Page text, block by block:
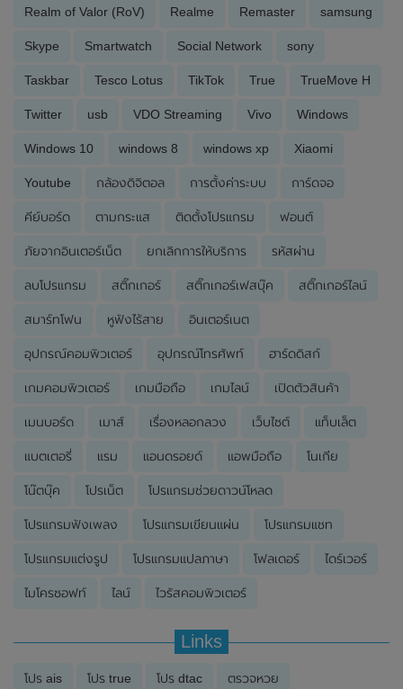
Realm of Valor (RoV) Realme Remaster samsung
Skype Smartwatch Social Network sony
Taskbar Tesco Lotus TikTok True TrueMove H
Twitter usb VDO Streaming Vivo Windows
Windows 10 windows 8 windows xp Xiaomi
Youtube กล้องดิจิตอล การตั้งค่าระบบ การ์ดจอ
คีย์บอร์ด ตามกระแส ติดตั้งโปรแกรม ฟอนต์
ภัยจากอินเตอร์เน็ต ยกเลิกการให้บริการ รหัสผ่าน
ลบโปรแกรม สติ๊กเกอร์ สติ๊กเกอร์เฟสบุ๊ค สติ๊กเกอร์ไลน์
สมาร์ทโฟน หูฟังไร้สาย อินเตอร์เนต
อุปกรณ์คอมพิวเตอร์ อุปกรณ์โทรศัพท์ ฮาร์ดดิสก์
เกมคอมพิวเตอร์ เกมมือถือ เกมไลน์ เปิดตัวสินค้า
เมนบอร์ด เมาส์ เรื่องหลอกลวง เว็บไซต์ แท็บเล็ต
แบตเตอรี่ แรม แอนดรอยด์ แอพมือถือ โนเกีย
โน๊ตบุ๊ค โปรเน็ต โปรแกรมช่วยดาวน์โหลด
โปรแกรมฟังเพลง โปรแกรมเขียนแผ่น โปรแกรมแชท
โปรแกรมแต่งรูป โปรแกรมแปลภาษา โฟลเดอร์ ไดร์เวอร์
ไมโครซอฟท์ ไลน์ ไวรัสคอมพิวเตอร์
Links
โปร ais โปร true โปร dtac ตรวจหวย